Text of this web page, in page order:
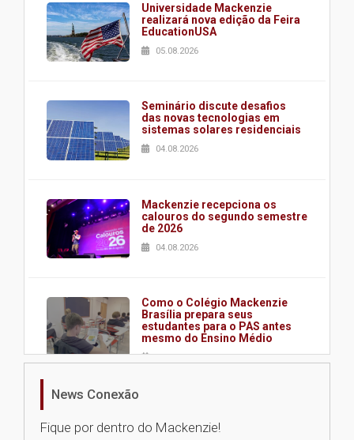
Universidade Mackenzie
realizará nova edição da Feira
EducationUSA
05.08.2026
Seminário discute desafios
das novas tecnologias em
sistemas solares residenciais
04.08.2026
Mackenzie recepciona os
calouros do segundo semestre
de 2026
04.08.2026
Como o Colégio Mackenzie
Brasília prepara seus
estudantes para o PAS antes
mesmo do Ensino Médio
04.08.2026
na educação dos filhos além da
escola
News Conexão
Fique por dentro do Mackenzie!